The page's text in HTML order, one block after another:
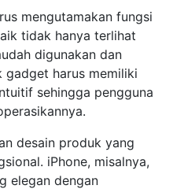
mengutamakan fungsi
tidak hanya terlihat
digunakan dan
gadget harus memiliki
sehingga pengguna
desain produk yang
iPhone, misalnya,
elegan dengan